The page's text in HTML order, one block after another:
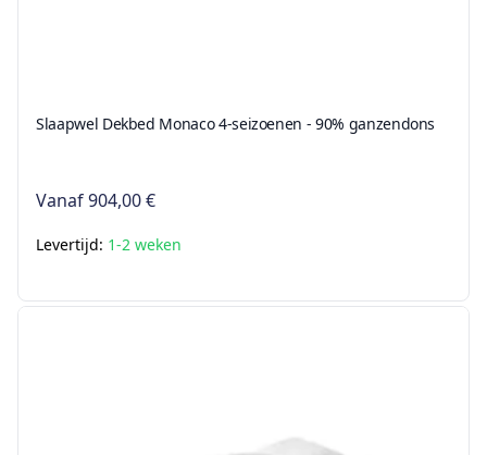
Slaapwel Dekbed Monaco 4-seizoenen - 90% ganzendons
Vanaf904,00 €
Levertijd: 1-2 weken